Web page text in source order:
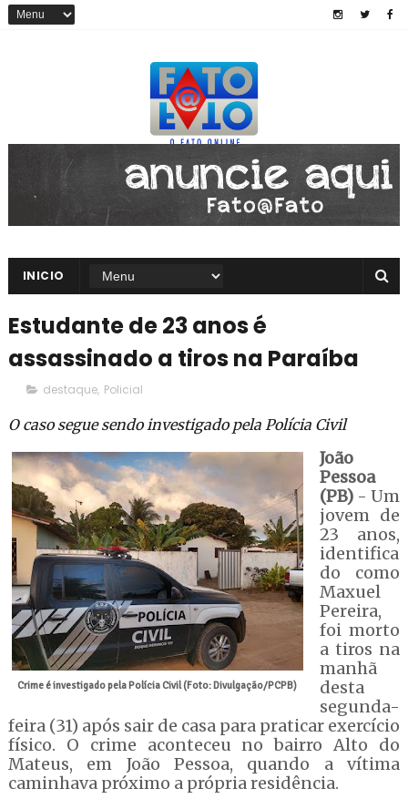
INICIO
Estudante de 23 anos é
assassinado a tiros na Paraíba
destaque, Policial
O caso segue sendo investigado pela Polícia Civil
Crime é investigado pela Polícia Civil (Foto: Divulgação/PCPB)
João
Pessoa
(PB)- Um
jovem de
23 anos,
identifica
do como
Maxuel
Pereira,
foi morto
a tiros na
manhã
desta
segunda-
feira (31) após sair de casa para praticar exercício
físico. O crime aconteceu no bairro Alto do
Mateus, em João Pessoa, quando a vítima
caminhava próximo a própria residência.